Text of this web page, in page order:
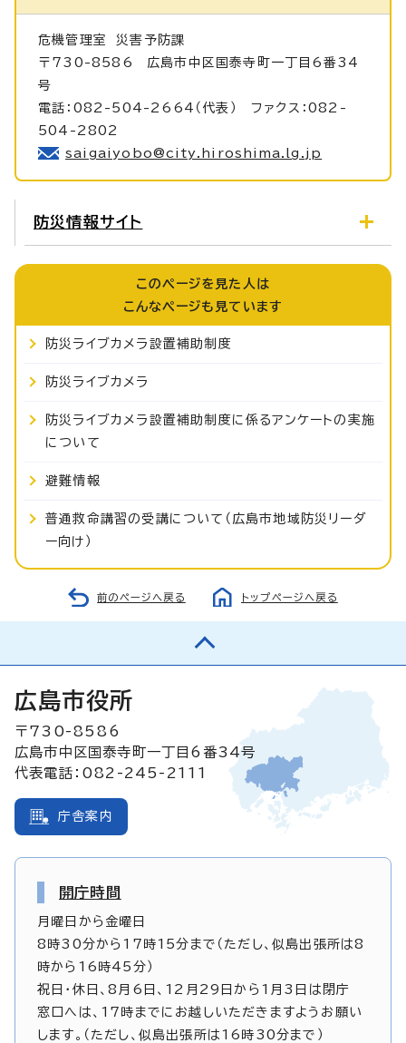
危機管理室 災害予防課
〒730-8586 広島市中区国泰寺町一丁目6番34
号
電話：082-504-2664（代表） ファクス：082-
504-2802
saigaiyobo@city.hiroshima.lg.jp
防災情報サイト
このページを見た人は
こんなページも見ています
防災ライブカメラ設置補助制度
防災ライブカメラ
防災ライブカメラ設置補助制度に係るアンケートの実施
について
避難情報
普通救命講習の受講について（広島市地域防災リーダ
ー向け）
前のページへ戻る トップページへ戻る
広島市役所
〒730-8586
広島市中区国泰寺町一丁目6番34号
代表電話：082-245-2111
庁舎案内
開庁時間
月曜日から金曜日
8時30分から17時15分まで（ただし、似島出張所は8
時から16時45分）
祝日・休日、8月6日、12月29日から1月3日は閉庁
窓口へは、17時までにお越しいただきますようお願い
します。（ただし、似島出張所は16時30分まで）